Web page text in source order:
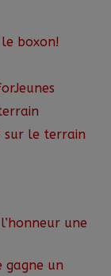
boxon!
sur le terrain
une
gagne un